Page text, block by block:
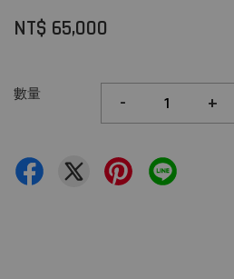
NT$ 65,000
數量 - +